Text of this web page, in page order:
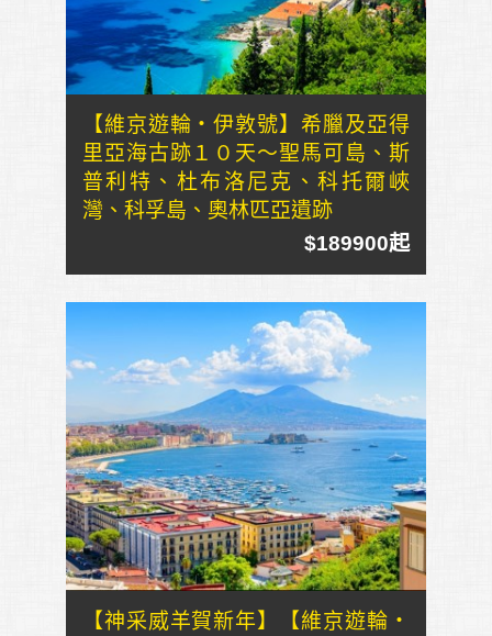
【維京遊輪・伊敦號】希臘及亞得
里亞海古跡１０天～聖馬可島、斯
普利特、杜布洛尼克、科托爾峽
灣、科孚島、奧林匹亞遺跡
$189900起
【神采威羊賀新年】【維京遊輪・